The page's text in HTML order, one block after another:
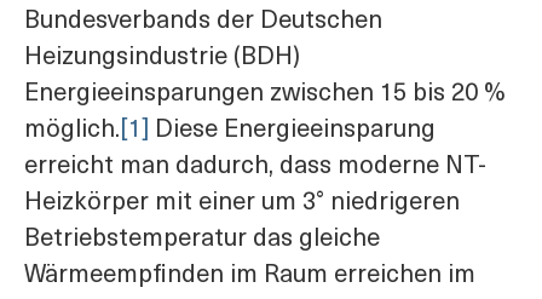
Bundesverbands der Deutschen
Heizungsindustrie (BDH)
Energieeinsparungen zwischen 15 bis 20 %
möglich. [1]
Diese Energieeinsparung
erreicht man dadurch, dass moderne NT-
Heizkörper mit einer um 3° niedrigeren
Betriebstemperatur das gleiche
Wärmeempfinden im Raum erreichen im